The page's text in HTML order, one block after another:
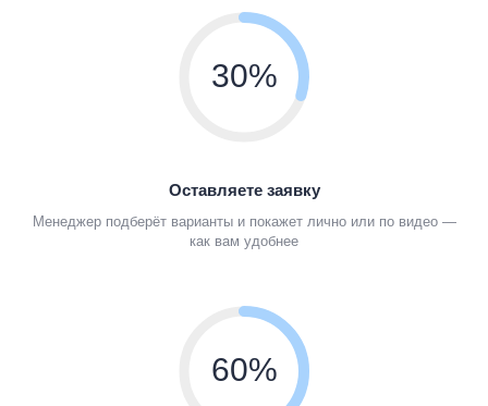
30%
Оставляете заявку
Менеджер подберёт варианты и покажет лично или по видео —
как вам удобнее
60%